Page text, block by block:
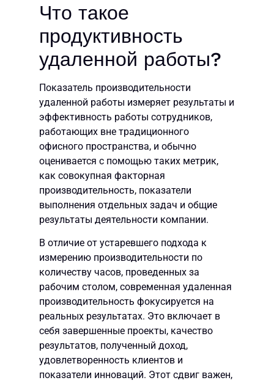
Что такое
продуктивность
удаленной работы?
Показатель производительности
удаленной работы измеряет результаты и
эффективность работы сотрудников,
работающих вне традиционного
офисного пространства, и обычно
оценивается с помощью таких метрик,
как совокупная факторная
производительность, показатели
выполнения отдельных задач и общие
результаты деятельности компании.
В отличие от устаревшего подхода к
измерению производительности по
количеству часов, проведенных за
рабочим столом, современная удаленная
производительность фокусируется на
реальных результатах. Это включает в
себя завершенные проекты, качество
результатов, полученный доход,
удовлетворенность клиентов и
показатели инноваций. Этот сдвиг важен,